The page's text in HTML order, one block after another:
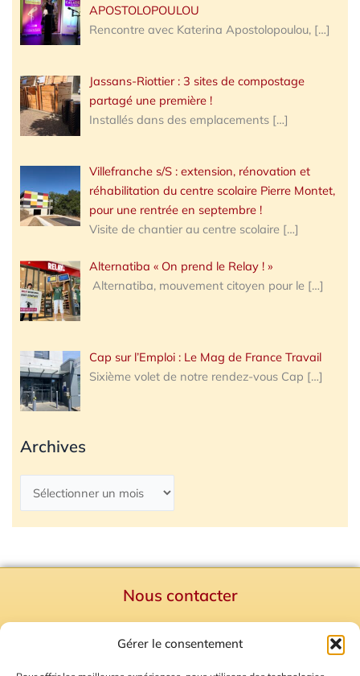
Gérer le consentement
APOSTOLOPOULOU
Rencontre avec Katerina Apostolopoulou, […]
Jassans-Riottier : 3 sites de compostage
partagé une première !
Installés dans des emplacements […]
Villefranche s/S : extension, rénovation et
réhabilitation du centre scolaire Pierre Montet,
pour une rentrée en septembre !
Visite de chantier au centre scolaire […]
Alternatiba « On prend le Relay ! »
Alternatiba, mouvement citoyen pour le […]
Cap sur l’Emploi : Le Mag de France Travail
Sixième volet de notre rendez-vous Cap […]
Archives
Nous contacter
Mentions Légales
Plan du site